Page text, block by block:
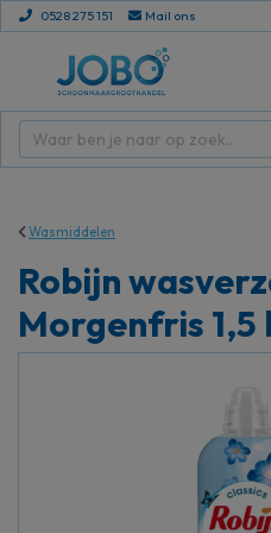
0528 275 151 Mail ons
Wasmiddelen
Robijn
Morgenfris